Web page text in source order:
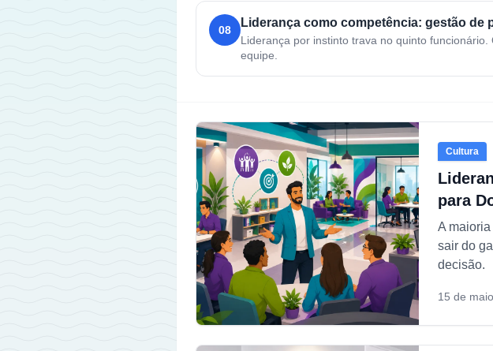
08
Liderança como competência: gestão de
Liderança por instinto trava no quinto
equipe.
Cultura
para
A
sair do
decisão.
15 de